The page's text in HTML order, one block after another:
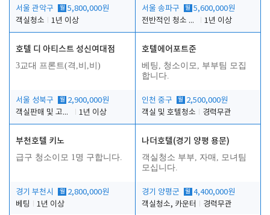
서울 관악구 월 5,800,000원
객실청소
1년 이상
서울 송파구 월 5,600,000원
전반적인 청소 업무(객실청소.객실정리)
1년 이상
호텔 디 아티스트 성신여대점
3교대 프론트(격,비,비)
서울 성북구 월 2,900,000원
객실판매 및 고객응대
1년 이상
호텔에어포트준
베팅, 청소이모, 부부팀 모집
합니다.
인천 중구 월 2,500,000원
객실 및 호텔청소
경력무관
부천호텔 키노
급구 청소이모 1명 구합니다.
경기 부천시 월 2,800,000원
베팅
1년 이상
나더호텔(경기 양평 용문)
객실청소 부부, 자매, 모녀팀
모십니다.
경기 양평군 월 4,400,000원
객실청소, 카운터
경력무관